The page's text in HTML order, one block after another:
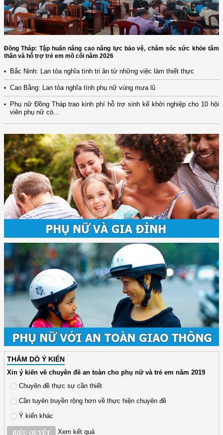
Đồng Tháp: Tập huấn nâng cao năng lực bảo vệ, chăm sóc sức khỏe tâm
thần và hỗ trợ trẻ em mồ côi năm 2026
Bắc Ninh: Lan tỏa nghĩa tình tri ân từ những việc làm thiết thực
Cao Bằng: Lan tỏa nghĩa tình phụ nữ vùng mưa lũ
Phụ nữ Đồng Tháp trao kinh phí hỗ trợ sinh kế khởi nghiệp cho 10 hội
viên phụ nữ có...
THĂM DÒ Ý KIẾN
Xin ý kiến về chuyên đề an toàn cho phụ nữ và trẻ em năm 2019
Chuyên đề thực sự cần thiết
Cần tuyên truyền rộng hơn về thực hiện chuyên đề
Ý kiến khác
BIỂU QUYẾT Xem kết quả